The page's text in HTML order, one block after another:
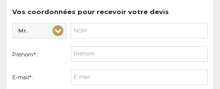
Vos coordonnées pour recevoir votre devis
Civilité* :
Mr.
Nom* :
Prénom* :
E-mail* :